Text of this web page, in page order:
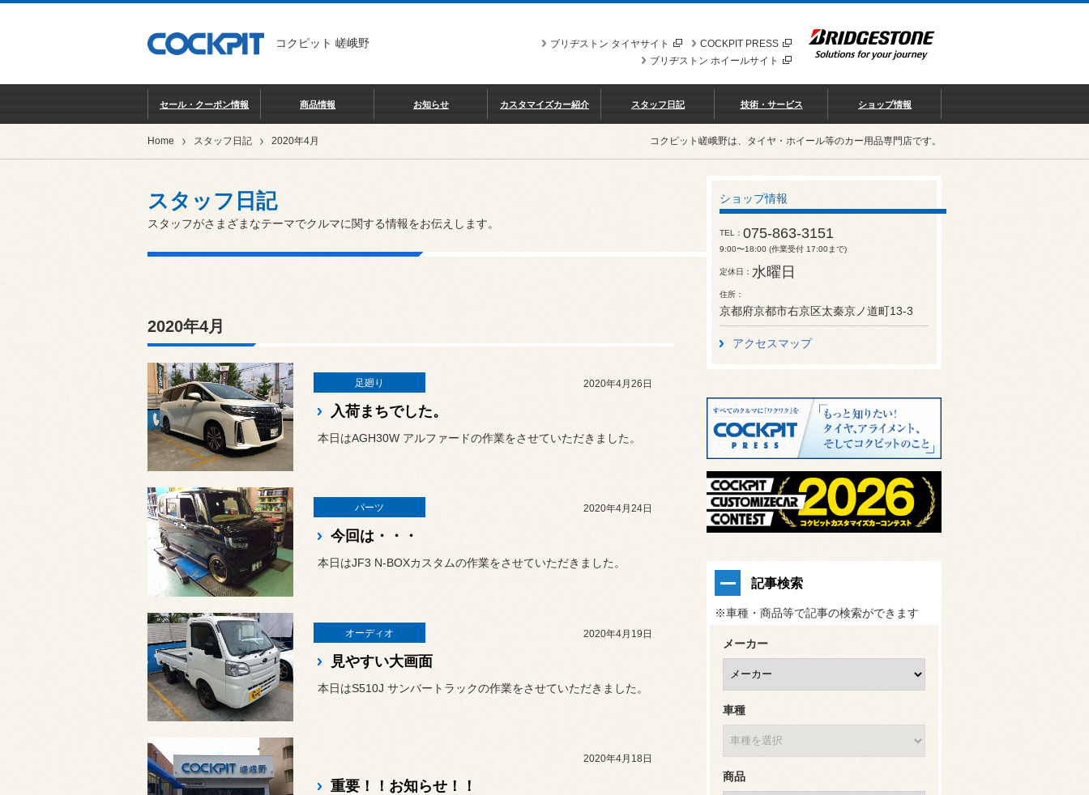
コクピット 嵯峨野 COCKPIT PRESS
ブリヂストン タイヤサイト
ブリヂストン ホイールサイト
セール・クーポン情報 商品情報 お知らせ カスタマイズカー紹介 スタッフ日記 技術・サービス ショップ情報
Home スタッフ日記 2020年4月 コクピット嵯峨野は、タイヤ・ホイール等のカー用品専門店です。
スタッフ日記
スタッフがさまざまなテーマでクルマに関する情報をお伝えします。
2020年4月
足廻り 2020年4月26日
入荷まちでした。
本日はAGH30W アルファードの作業をさせていただきました。
パーツ 2020年4月24日
今回は・・・
本日はJF3 N-BOXカスタムの作業をさせていただきました。
オーディオ 2020年4月19日
見やすい大画面
本日はS510J サンバートラックの作業をさせていただきました。
2020年4月18日
重要！！お知らせ！！
ショップ情報
TEL 075-863-3151
9:00〜18:00 (作業受付 17:00まで)
定休日 水曜日
住所
京都府京都市右京区太秦京ノ道町13-3
アクセスマップ
記事検索
※車種・商品等で記事の検索ができます
メーカー
車種
商品